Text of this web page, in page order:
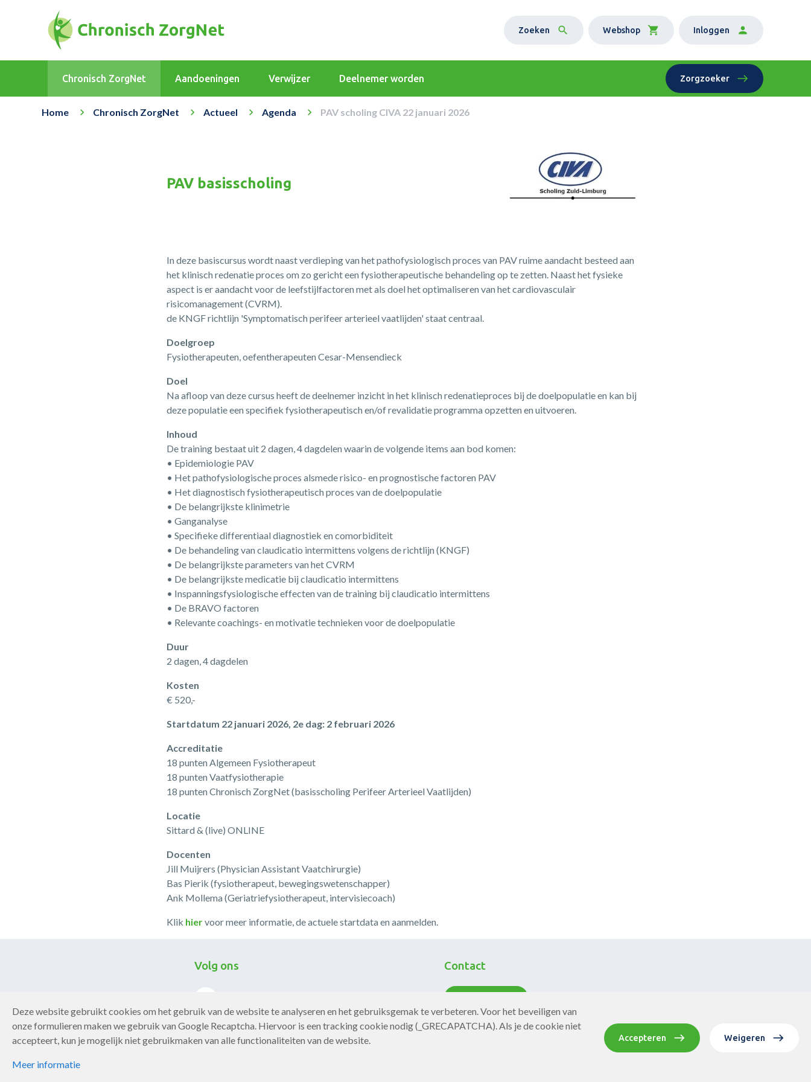
Zoeken Webshop Inloggen
Chronisch ZorgNet Aandoeningen Verwijzer Deelnemer worden Zorgzoeker
Home Chronisch ZorgNet Actueel Agenda PAV scholing CIVA 22 januari 2026
PAV basisscholing
In deze basiscursus wordt naast verdieping van het pathofysiologisch proces van PAV ruime aandacht besteed aan
het klinisch redenatie proces om zo gericht een fysiotherapeutische behandeling op te zetten. Naast het fysieke
aspect is er aandacht voor de leefstijlfactoren met als doel het optimaliseren van het cardiovasculair
risicomanagement (CVRM).
de KNGF richtlijn 'Symptomatisch perifeer arterieel vaatlijden' staat centraal.
Doelgroep
Fysiotherapeuten, oefentherapeuten Cesar-Mensendieck
Doel
Na afloop van deze cursus heeft de deelnemer inzicht in het klinisch redenatieproces bij de doelpopulatie en kan bij
deze populatie een specifiek fysiotherapeutisch en/of revalidatie programma opzetten en uitvoeren.
Inhoud
De training bestaat uit 2 dagen, 4 dagdelen waarin de volgende items aan bod komen:
• Epidemiologie PAV
• Het pathofysiologische proces alsmede risico- en prognostische factoren PAV
• Het diagnostisch fysiotherapeutisch proces van de doelpopulatie
• De belangrijkste klinimetrie
• Ganganalyse
• Specifieke differentiaal diagnostiek en comorbiditeit
• De behandeling van claudicatio intermittens volgens de richtlijn (KNGF)
• De belangrijkste parameters van het CVRM
• De belangrijkste medicatie bij claudicatio intermittens
• Inspanningsfysiologische effecten van de training bij claudicatio intermittens
• De BRAVO factoren
• Relevante coachings- en motivatie technieken voor de doelpopulatie
Duur
2 dagen, 4 dagdelen
Kosten
€ 520,-
Startdatum 22 januari 2026, 2e dag: 2 februari 2026
Accreditatie
18 punten Algemeen Fysiotherapeut
18 punten Vaatfysiotherapie
18 punten Chronisch ZorgNet (basisscholing Perifeer Arterieel Vaatlijden)
Locatie
Sittard & (live) ONLINE
Docenten
Jill Muijrers (Physician Assistant Vaatchirurgie)
Bas Pierik (fysiotherapeut, bewegingswetenschapper)
Ank Mollema (Geriatriefysiotherapeut, intervisiecoach)
Klik hiervoor meer informatie, de actuele startdata en aanmelden.
Volg ons Contact
Deze website gebruikt cookies om het gebruik van de website te analyseren en het gebruiksgemak te verbeteren. Voor het beveiligen van
onze formulieren maken we gebruik van Google Recaptcha. Hiervoor is een tracking cookie nodig (_GRECAPATCHA). Als je de cookie niet
accepteert, kun je mogelijk niet gebruikmaken van alle functionaliteiten van de website.
Meer informatie
Accepteren Weigeren